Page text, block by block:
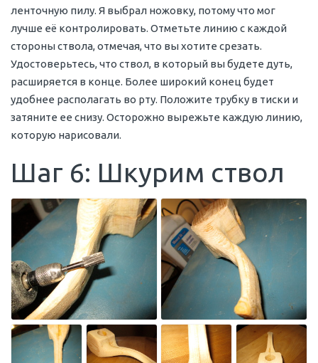
ленточную пилу. Я выбрал ножовку, потому что мог
лучше её контролировать. Отметьте линию с каждой
стороны ствола, отмечая, что вы хотите срезать.
Удостоверьтесь, что ствол, в который вы будете дуть,
расширяется в конце. Более широкий конец будет
удобнее располагать во рту. Положите трубку в тиски и
затяните ее снизу. Осторожно вырежьте каждую линию,
которую нарисовали.
Шаг 6: Шкурим ствол